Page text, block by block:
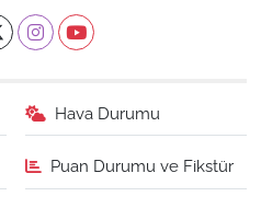
Hava Durumu
Puan Durumu ve Fikstür